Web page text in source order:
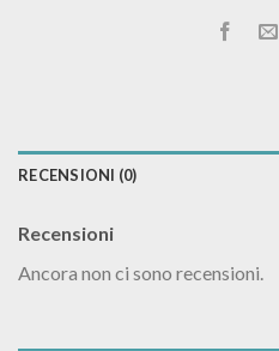
RECENSIONI (0)
Recensioni
Ancora non ci sono recensioni.